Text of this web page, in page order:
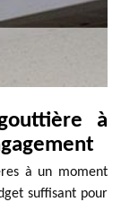
à
à un moment
suffisant pour